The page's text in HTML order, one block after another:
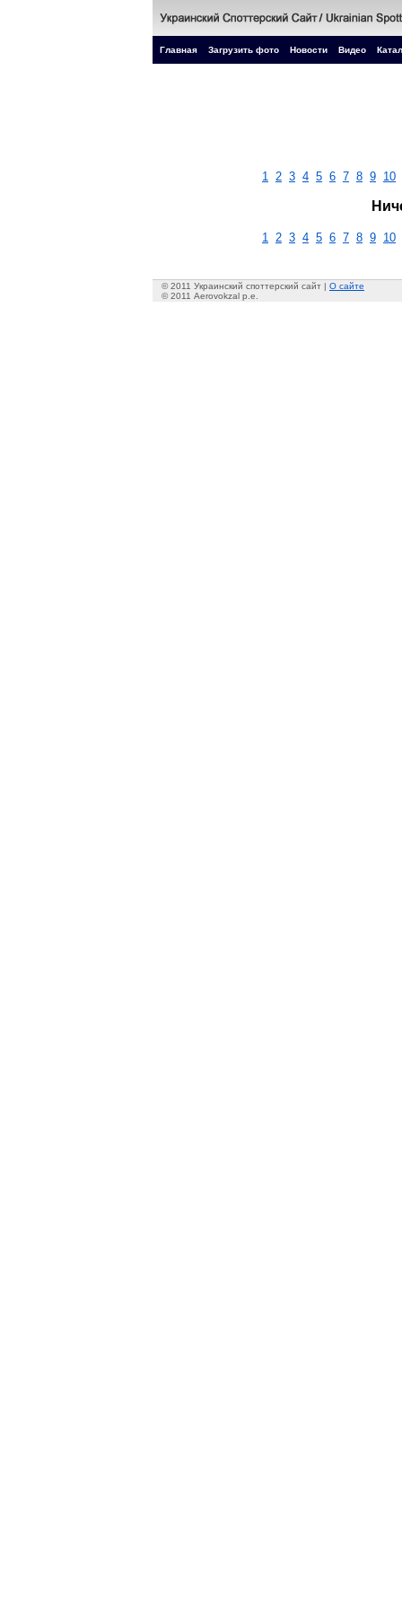
Главная Загрузить фото Новости Видео
1 2 3 4 5 6 7 8 9 10
1 2 3 4 5 6 7 8 9 10
© 2011 Украинский споттерский сайт | О сайте
© 2011 Aerovokzal p.e.